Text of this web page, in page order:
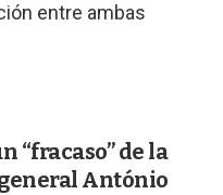
entre ambas
“fracaso” de la
António